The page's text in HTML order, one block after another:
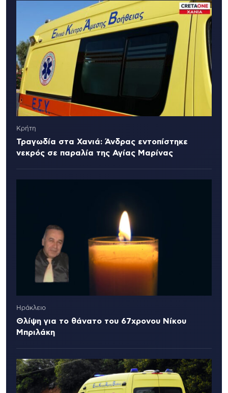
Κρήτη
Τραγωδία στα Χανιά: Άνδρας εντοπίστηκε
νεκρός σε παραλία της Αγίας Μαρίνας
Ηράκλειο
Θλίψη για το θάνατο του 67χρονου Νίκου
Μπριλάκη